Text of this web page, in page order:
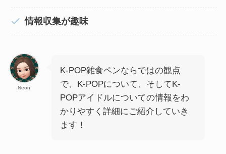
情報収集が趣味
Neon
K-POP雑食ペンならではの観点
で、K-POPについて、そしてK-
POPアイドルについての情報をわ
かりやすく詳細にご紹介していき
ます！